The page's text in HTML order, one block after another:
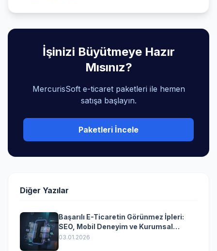
İşinizi Büyütmeye Hazır
Mısınız?
MercurisSoft e-ticaret paketleri ile hemen
satışa başlayın.
Paketleri İncele
Diğer Yazılar
Başarılı E-Ticaretin Görünmez İpleri:
SEO, Mobil Deneyim ve Kurumsal
Yazılımın Kazandıran Senkronizasyonu
03.01.2026